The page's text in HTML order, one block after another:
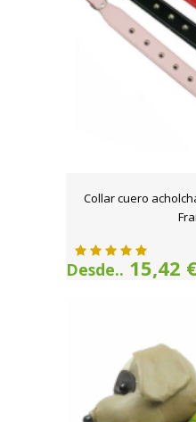
Collar cuero
Desde.. 15,42